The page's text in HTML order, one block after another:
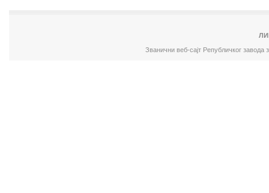
Званични веб-сајт Републичког